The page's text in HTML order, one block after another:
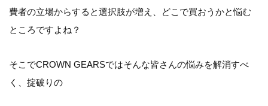
費者の立場からすると選択肢が増え、どこで買おうかと悩む
ところですよね？
そこでCROWN GEARSではそんな皆さんの悩みを解消すべ
く、掟破りの